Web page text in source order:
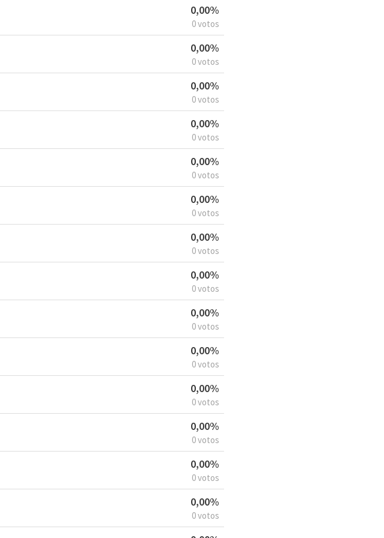
0,00%
0 votos
0,00%
0 votos
0,00%
0 votos
0,00%
0 votos
0,00%
0 votos
0,00%
0 votos
0,00%
0 votos
0,00%
0 votos
0,00%
0 votos
0,00%
0 votos
0,00%
0 votos
0,00%
0 votos
0,00%
0 votos
0,00%
0 votos